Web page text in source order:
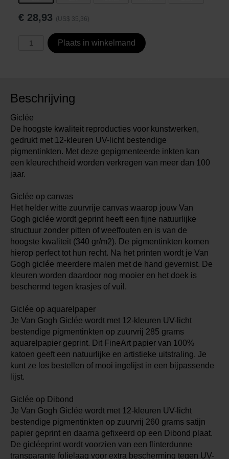
€ 28,93 (US$ 35,36)
Plaats in winkelmand
Beschrijving
Giclée
De hoogste kwaliteit reproducties voor kunstwerken,
gedrukt met 12-kleuren UV-licht bestendige
pigmentinkten. Met deze gepigmenteerde inkten kan
een kleurechtheid worden verkregen van meer dan 100
jaar.
Giclée op canvas
Het helder witte zuurvrije canvas waarop jouw Van
Gogh giclée wordt geprint heeft een fijne natuurlijke
structuur zonder pitten of weeffouten en is van de
hoogste kwaliteit (340 gr/m2). De pigmentinkten komen
hierop perfect tot hun recht. Na het printen wordt je Van
Gogh giclée meerdere malen met de hand gevernist. De
kleuren worden daardoor nog mooier en het doek is
beschermd tegen krasjes of vuil.
Giclée op aquarelpaper
Je Van Gogh Giclée wordt met 12-kleuren UV-licht
bestendige pigmentinkten op zuurvrij 285 grams
aquarelpapier geprint. Dit FineArt papier van 100%
katoen geeft een natuurlijke en artistieke uitstraling. Je
kunt ze los bestellen of mooi ingelijst in een bijpassende
lijst.
Giclée op Dibond
Je Van Gogh Giclée wordt met 12-kleuren UV-licht
bestendige pigmentinkten op zuurvrij 260 grams satijn
papier geprint en daarna gefixeerd op een Dibond plaat.
De gicléeprint wordt voorzien van een flinterdunne
transparante folielaag voor extra bescherming tegen UV-